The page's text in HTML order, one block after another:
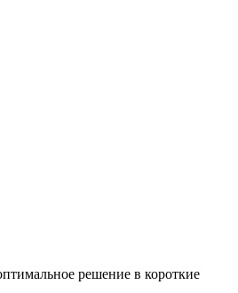
решение в короткие